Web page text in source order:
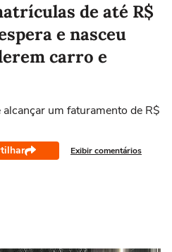
de até R$
e nasceu
carro e
um faturamento de R$
Exibir comentários